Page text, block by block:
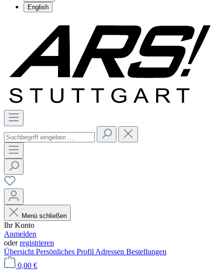
English
Menü schließen
Ihr Konto
Anmelden
oderregistrieren
Übersicht Persönliches Profil Adressen Bestellungen
0,00 €